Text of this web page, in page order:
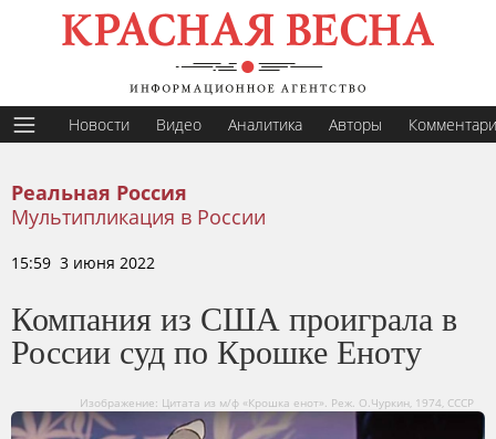
Новости Видео Аналитика Авторы
Реальная Россия
Мультипликация в России
15:59 3 июня 2022
Компания из США проиграла в
России суд по Крошке Еноту
Изображение: Цитата из м/ф «Крошка енот». Реж. О.Чуркин, 1974, СССР